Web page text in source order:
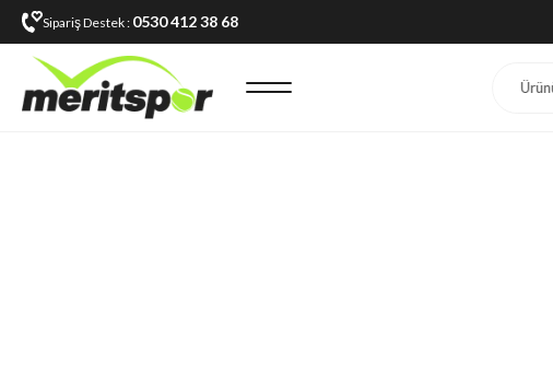
Sipariş Destek : 0530 412 38 68